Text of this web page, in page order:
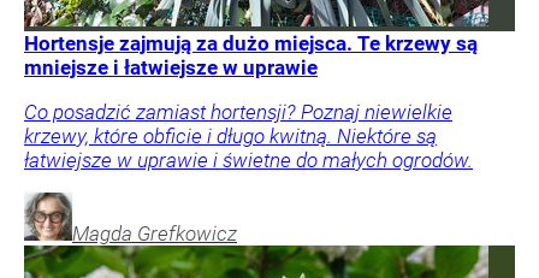
Hortensje zajmują za dużo miejsca. Te krzewy są
mniejsze i łatwiejsze w uprawie
Co posadzić zamiast hortensji? Poznaj niewielkie
krzewy, które obficie i długo kwitną. Niektóre są
łatwiejsze w uprawie i świetne do małych ogrodów.
Magda Grefkowicz